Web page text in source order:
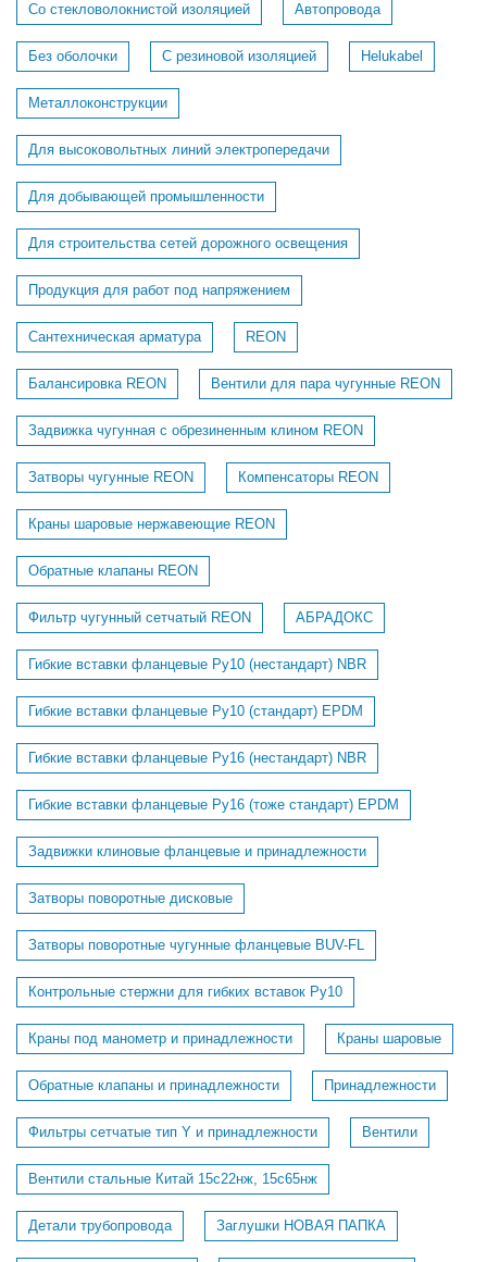
Со стекловолокнистой изоляцией Автопровода
Без оболочки С резиновой изоляцией Helukabel
Металлоконструкции
Для высоковольтных линий электропередачи
Для добывающей промышленности
Для строительства сетей дорожного освещения
Продукция для работ под напряжением
Сантехническая арматура REON
Балансировка REON Вентили для пара чугунные REON
Задвижка чугунная с обрезиненным клином REON
Затворы чугунные REON Компенсаторы REON
Краны шаровые нержавеющие REON
Обратные клапаны REON
Фильтр чугунный сетчатый REON АБРАДОКС
Гибкие вставки фланцевые Ру10 (нестандарт) NBR
Гибкие вставки фланцевые Ру10 (стандарт) EPDM
Гибкие вставки фланцевые Ру16 (нестандарт) NBR
Гибкие вставки фланцевые Ру16 (тоже стандарт) EPDM
Задвижки клиновые фланцевые и принадлежности
Затворы поворотные дисковые
Затворы поворотные чугунные фланцевые BUV-FL
Контрольные стержни для гибких вставок Ру10
Краны под манометр и принадлежности Краны шаровые
Обратные клапаны и принадлежности Принадлежности
Фильтры сетчатые тип Y и принадлежности Вентили
Вентили стальные Китай 15с22нж, 15с65нж
Детали трубопровода Заглушки НОВАЯ ПАПКА